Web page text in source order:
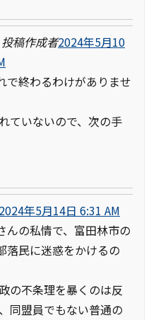
投稿作成者2024年5月10
で終わるわけがありませ
ていないので、次の手
2024年5月14日 6:31 AM
んの私情で、富田林市の
落民に迷惑をかけるの
の不条理を暴くのは反
同盟員でもない普通の